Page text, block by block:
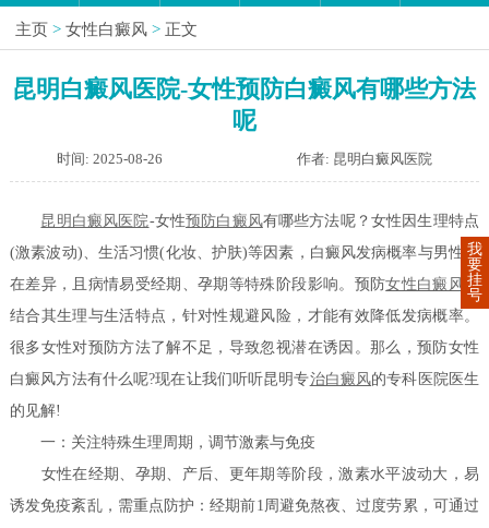
主页 > 女性白癜风 > 正文
昆明白癜风医院-女性预防白癜风有哪些方法
呢
时间: 2025-08-26 作者: 昆明白癜风医院
昆明白癜风医院-女性预防白癜风有哪些方法呢？女性因生理特点
(激素波动)、生活习惯(化妆、护肤)等因素，白癜风发病概率与男性存
在差异，且病情易受经期、孕期等特殊阶段影响。预防女性白癜风 需
结合其生理与生活特点，针对性规避风险，才能有效降低发病概率。
很多女性对预防方法了解不足，导致忽视潜在诱因。那么，预防女性
白癜风方法有什么呢?现在让我们听听昆明专治白癜风的专科医院医生
的见解!
一：关注特殊生理周期，调节激素与免疫
女性在经期、孕期、产后、更年期等阶段，激素水平波动大，易
诱发免疫紊乱，需重点防护：经期前1周避免熬夜、过度劳累，可通过
我
要
挂
号